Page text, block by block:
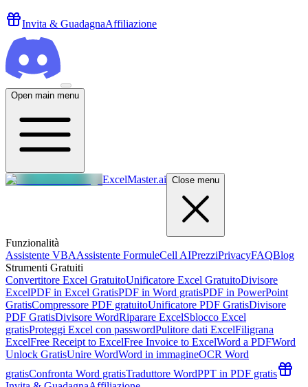
Invita & GuadagnaAffiliazione
Open main menu
ExcelMaster.ai Close menu
Funzionalità
Assistente VBAAssistente FormuleCell AIPrezziPrivacyFAQBlog
Strumenti Gratuiti
Convertitore Excel GratuitoUnificatore Excel GratuitoDivisore
ExcelPDF in Excel GratisPDF in Word gratisPDF in PowerPoint
GratisCompressore PDF gratuitoUnificatore PDF GratisDivisore
PDF GratisDivisore WordRiparare ExcelSblocco Excel
gratisProteggi Excel con passwordPulitore dati ExcelFiligrana
ExcelFree Receipt to ExcelFree Invoice to ExcelWord a PDFWord
Unlock GratisUnire WordWord in immagineOCR Word
gratisConfronta Word gratisTraduttore WordPPT in PDF gratis